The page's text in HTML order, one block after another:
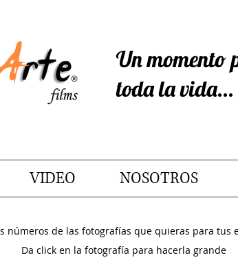
Un momento
toda la vida...
VIDEO NOSOTROS
números de las fotografías que quieras para tus
Da click en la fotografía para hacerla grande